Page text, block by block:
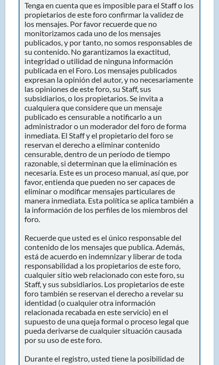
Tenga en cuenta que es imposible para el Staff o los
propietarios de este foro confirmar la validez de
los mensajes. Por favor recuerde que no
monitorizamos cada uno de los mensajes
publicados, y por tanto, no somos responsables de
su contenido. No garantizamos la exactitud,
integridad o utilidad de ninguna información
publicada en el Foro. Los mensajes publicados
expresan la opinión del autor, y no necesariamente
las opiniones de este foro, su Staff, sus
subsidiarios, o los propietarios. Se invita a
cualquiera que considere que un mensaje
publicado es censurable a notificarlo a un
administrador o un moderador del foro de forma
inmediata. El Staff y el propietario del foro se
reservan el derecho a eliminar contenido
censurable, dentro de un período de tiempo
razonable, si determinan que la eliminación es
necesaria. Este es un proceso manual, así que, por
favor, entienda que pueden no ser capaces de
eliminar o modificar mensajes particulares de
manera inmediata. Esta política se aplica también a
la información de los perfiles de los miembros del
foro.
Recuerde que usted es el único responsable del
contenido de los mensajes que publica. Además,
está de acuerdo en indemnizar y liberar de toda
responsabilidad a los propietarios de este foro,
cualquier sitio web relacionado con este foro, su
Staff, y sus subsidiarios. Los propietarios de este
foro también se reservan el derecho a revelar su
identidad (o cualquier otra información
relacionada recabada en este servicio) en el
supuesto de una queja formal o proceso legal que
pueda derivarse de cualquier situación causada
por su uso de este foro.
Durante el registro, usted tiene la posibilidad de